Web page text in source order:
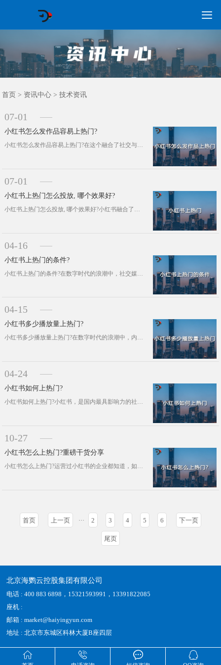

首页
GEO常见问题
GEO优化
海外GEO
网络营销
企业培训
软件开发
政策申报
资讯中心
关于我们
   
首页 > 资讯中心 >技术资讯
07-01
小红书怎么发作品容易上热门?
小红书怎么发作品容易上热门?在这个融合了社交与电商功能的小红书平台上，用户生成的内容构成了其核心价值，让每个人都有机会分享自己···
07-01
小红书上热门怎么投放, 哪个效果好?
小红书上热门怎么投放, 哪个效果好?小红书融合了社区分享与电商购物的双重功能，已经成为众多品牌和个人创作者进行内容营销和产品推···
04-16
小红书上热门的条件?
04-15
小红书多少播放量上热门?
小红书多少播放量上热门?在数字时代的浪潮中，内容创造已成为一种全新的生产力。特别是在如小红书这样的社交媒体平台上，每个人都有机···
04-24
小红书如何上热门?
小红书如何上热门?小红书，是国内最具影响力的社交电商平台之一。在这个平台上，很多人都梦想着自己的作品能够上热门，吸引更多人的关···
10-27
小红书怎么上热门?重磅干货分享
小红书怎么上热门?运营过小红书的企业都知道，如果想在小红书获得更多粉丝关注，就必须要有热门笔记，上了热门的笔记既然获得推荐流量···
首页 上一页 ··· 2 3 4 5 6 下一页
尾页
北京海鹦云控股集团有限公司
电话 : 400 883 6898，15321593991，13391822085
座机 :
邮箱 : market@haiyingyun.com
地址 : 北京市东城区科林大厦B座四层